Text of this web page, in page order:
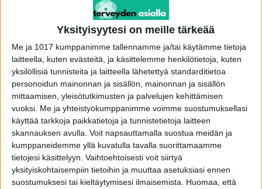
Yksityisyytesi on meille tärkeää
Me ja 1017 kumppanimme tallennamme ja/tai käytämme tietoja
laitteella, kuten evästeitä, ja käsittelemme henkilötietoja, kuten
yksilöllisiä tunnisteita ja laitteella lähetettyä standarditietoa
personoidun mainonnan ja sisällön, mainonnan ja sisällön
mittaamisen, yleisötutkimusten ja palvelujen kehittämisen
vuoksi. Me ja yhteistyökumppanimme voimme suostumuksellasi
käyttää tarkkoja paikkatietoja ja tunnistetietoja laitteen
skannauksen avulla. Voit napsauttamalla suostua meidän ja
kumppaneidemme yllä kuvatulla tavalla suorittamaamme
tietojesi käsittelyyn. Vaihtoehtoisesti voit siirtyä
yksityiskohtaisempiin tietoihin ja muuttaa asetuksiasi ennen
suostumuksesi tai kieltäytymisesi ilmaisemista. Huomaa, että
kaupoista. Se tulee palauttaa.
Tunnetulla merkillä varustettu pelastusliivi on
nimeltään Helly Hansen Navigare Comfort,
Navigare Scan, Junior Safe+ ja Kid Safe+
Tukes toteaa yksiselitteisesti, että pelastusliivi ei
täytä kaikilta osin ihmisellä tehtävää
suorituskykytestiä ja voi aiheuttaa
hukkumisvaaran.
Poista tuote käytöstä välittömästi, Tukes